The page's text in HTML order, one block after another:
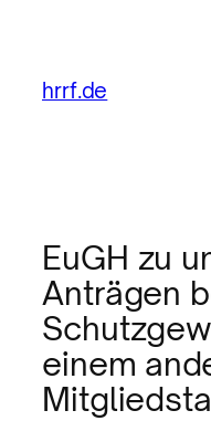
hrrf.de
EuGH zu
Anträgen
einem